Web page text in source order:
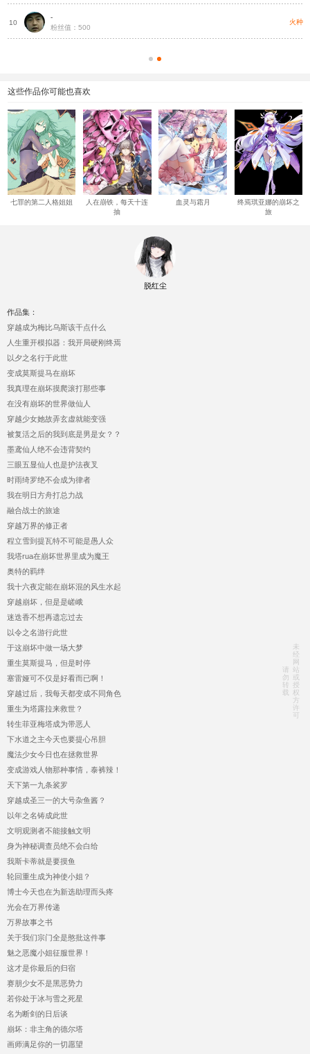
10
-
粉丝值：500
火种
这些作品你可能也喜欢
七罪的第二人格姐姐
人在崩铁，每天十连
抽
血灵与霜月
终焉琪亚娜的崩坏之
旅
脱红尘
作品集：
穿越成为梅比乌斯该干点什么
人生重开模拟器：我开局硬刚终焉
以夕之名行于此世
变成莫斯提马在崩坏
我真理在崩坏摸爬滚打那些事
在没有崩坏的世界做仙人
穿越少女她故弄玄虚就能变强
被复活之后的我到底是男是女？？
墨鸢仙人绝不会违背契约
三眼五显仙人也是护法夜叉
时雨绮罗绝不会成为律者
我在明日方舟打总力战
融合战士的旅途
穿越万界的修正者
程立雪到提瓦特不可能是愚人众
我塔rua在崩坏世界里成为魔王
奥特的羁绊
我十六夜定能在崩坏混的风生水起
穿越崩坏，但是是嵯峨
迷迭香不想再遗忘过去
以令之名游行此世
于这崩坏中做一场大梦
重生莫斯提马，但是时停
塞雷娅可不仅是好看而已啊！
穿越过后，我每天都变成不同角色
重生为塔露拉来救世？
转生菲亚梅塔成为带恶人
下水道之主今天也要提心吊胆
魔法少女今日也在拯救世界
变成游戏人物那种事情，泰裤辣！
天下第一九条裟罗
穿越成圣三一的大号杂鱼酱？
以年之名铸成此世
文明观测者不能接触文明
身为神秘调查员绝不会白给
我斯卡蒂就是要摸鱼
轮回重生成为神使小姐？
博士今天也在为新选助理而头疼
光会在万界传递
万界故事之书
关于我们宗门全是憨批这件事
魅之恶魔小姐征服世界！
这才是你最后的归宿
赛朋少女不是黑恶势力
若你处于冰与雪之死星
名为断剑的日后谈
崩坏：非主角的德尔塔
画师满足你的一切愿望
请
勿
转
载
未
经
网
站
或
授
权
方
许
可